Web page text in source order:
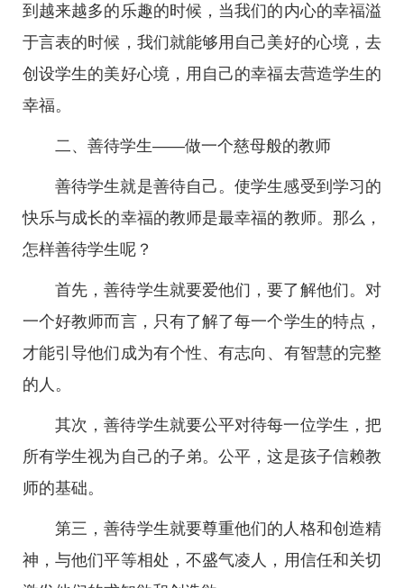
到越来越多的乐趣的时候，当我们的内心的幸福溢
于言表的时候，我们就能够用自己美好的心境，去
创设学生的美好心境，用自己的幸福去营造学生的
幸福。
二、善待学生——做一个慈母般的教师
善待学生就是善待自己。使学生感受到学习的
快乐与成长的幸福的教师是最幸福的教师。那么，
怎样善待学生呢？
首先，善待学生就要爱他们，要了解他们。对
一个好教师而言，只有了解了每一个学生的特点，
才能引导他们成为有个性、有志向、有智慧的完整
的人。
其次，善待学生就要公平对待每一位学生，把
所有学生视为自己的子弟。公平，这是孩子信赖教
师的基础。
第三，善待学生就要尊重他们的人格和创造精
神，与他们平等相处，不盛气凌人，用信任和关切